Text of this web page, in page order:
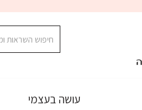
עושה בעצמי